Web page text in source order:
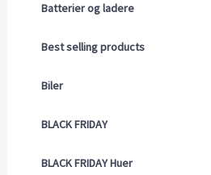
Batterier og ladere
Best selling products
Biler
BLACK FRIDAY
BLACK FRIDAY Huer